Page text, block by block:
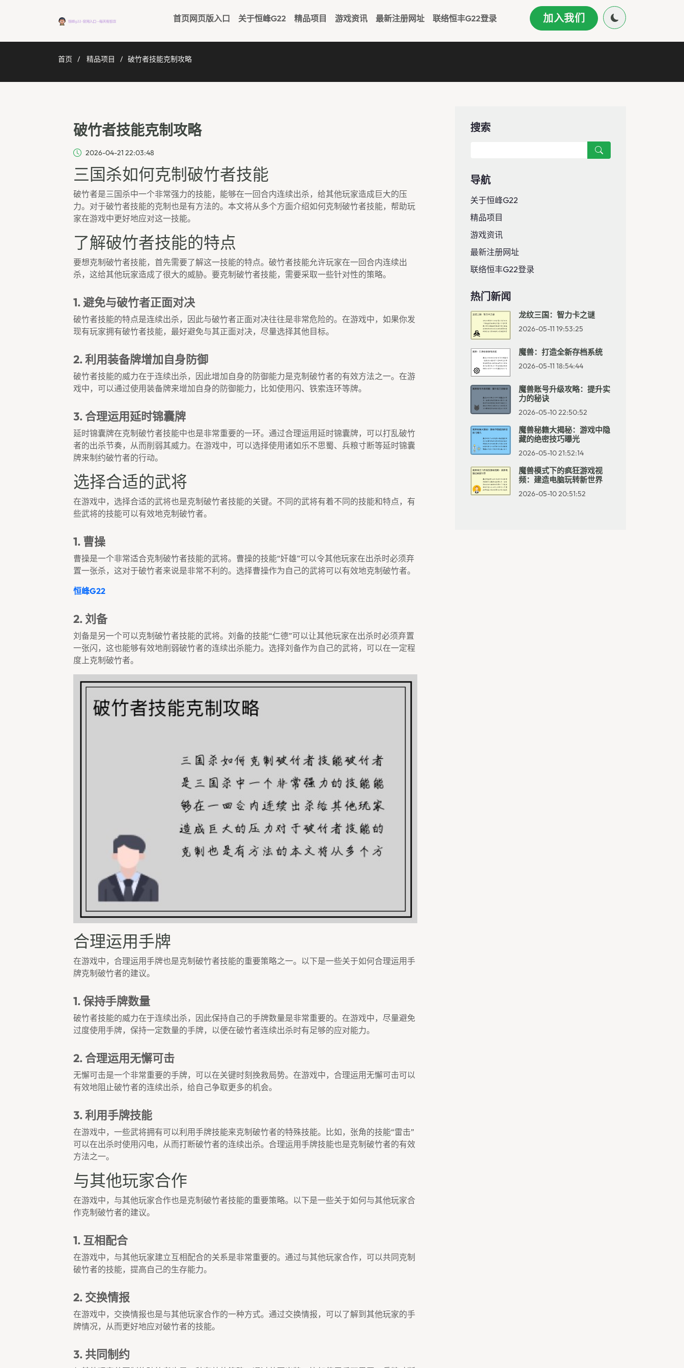
首页网页版入口 关于恒峰g22 精品项目 游戏资讯 最新注册网址 联络恒丰g22登录 加入我们
首页 精品项目 破竹者技能克制攻略
破竹者技能克制攻略
2026-04-21 22:03:48
三国杀如何克制破竹者技能
破竹者是三国杀中一个非常强力的技能，能够在一回合内连续出杀，给其他玩家造成巨大的压
力。对于破竹者技能的克制也是有方法的。本文将从多个方面介绍如何克制破竹者技能，帮助玩
家在游戏中更好地应对这一技能。
了解破竹者技能的特点
要想克制破竹者技能，首先需要了解这一技能的特点。破竹者技能允许玩家在一回合内连续出
杀，这给其他玩家造成了很大的威胁。要克制破竹者技能，需要采取一些针对性的策略。
1. 避免与破竹者正面对决
破竹者技能的特点是连续出杀，因此与破竹者正面对决往往是非常危险的。在游戏中，如果你发
现有玩家拥有破竹者技能，最好避免与其正面对决，尽量选择其他目标。
2. 利用装备牌增加自身防御
破竹者技能的威力在于连续出杀，因此增加自身的防御能力是克制破竹者的有效方法之一。在游
戏中，可以通过使用装备牌来增加自身的防御能力，比如使用闪、铁索连环等牌。
3. 合理运用延时锦囊牌
延时锦囊牌在克制破竹者技能中也是非常重要的一环。通过合理运用延时锦囊牌，可以打乱破竹
者的出杀节奏，从而削弱其威力。在游戏中，可以选择使用诸如乐不思蜀、兵粮寸断等延时锦囊
牌来制约破竹者的行动。
选择合适的武将
在游戏中，选择合适的武将也是克制破竹者技能的关键。不同的武将有着不同的技能和特点，有
些武将的技能可以有效地克制破竹者。
1. 曹操
曹操是一个非常适合克制破竹者技能的武将。曹操的技能“奸雄”可以令其他玩家在出杀时必须弃
置一张杀，这对于破竹者来说是非常不利的。选择曹操作为自己的武将可以有效地克制破竹者。
恒峰g22
2. 刘备
刘备是另一个可以克制破竹者技能的武将。刘备的技能“仁德”可以让其他玩家在出杀时必须弃置
一张闪，这也能够有效地削弱破竹者的连续出杀能力。选择刘备作为自己的武将，可以在一定程
度上克制破竹者。
合理运用手牌
在游戏中，合理运用手牌也是克制破竹者技能的重要策略之一。以下是一些关于如何合理运用手
牌克制破竹者的建议。
1. 保持手牌数量
破竹者技能的威力在于连续出杀，因此保持自己的手牌数量是非常重要的。在游戏中，尽量避免
过度使用手牌，保持一定数量的手牌，以便在破竹者连续出杀时有足够的应对能力。
2. 合理运用无懈可击
无懈可击是一个非常重要的手牌，可以在关键时刻挽救局势。在游戏中，合理运用无懈可击可以
有效地阻止破竹者的连续出杀，给自己争取更多的机会。
3. 利用手牌技能
在游戏中，一些武将拥有可以利用手牌技能来克制破竹者的特殊技能。比如，张角的技能“雷击”
可以在出杀时使用闪电，从而打断破竹者的连续出杀。合理运用手牌技能也是克制破竹者的有效
方法之一。
与其他玩家合作
在游戏中，与其他玩家合作也是克制破竹者技能的重要策略。以下是一些关于如何与其他玩家合
作克制破竹者的建议。
1. 互相配合
在游戏中，与其他玩家建立互相配合的关系是非常重要的。通过与其他玩家合作，可以共同克制
破竹者的技能，提高自己的生存能力。
2. 交换情报
在游戏中，交换情报也是与其他玩家合作的一种方式。通过交换情报，可以了解到其他玩家的手
牌情况，从而更好地应对破竹者的技能。
3. 共同制约
搜索
导航
关于恒峰g22
精品项目
游戏资讯
最新注册网址
联络恒丰g22登录
热门新闻
龙纹三国：智力卡之谜
2026-05-11 19:53:25
魔兽：打造全新存档系统
2026-05-11 18:54:44
魔兽账号升级攻略：提升实
力的秘诀
2026-05-10 22:50:52
魔兽秘籍大揭秘：游戏中隐
藏的绝密技巧曝光
2026-05-10 21:52:14
魔兽模式下的疯狂游戏视
频：建造电脑玩转新世界
2026-05-10 20:51:52